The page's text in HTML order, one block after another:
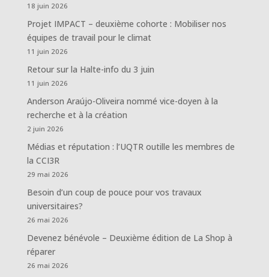
18 juin 2026
Projet IMPACT – deuxième cohorte : Mobiliser nos
équipes de travail pour le climat
11 juin 2026
Retour sur la Halte-info du 3 juin
11 juin 2026
Anderson Araújo-Oliveira nommé vice-doyen à la
recherche et à la création
2 juin 2026
Médias et réputation : l’UQTR outille les membres de
la CCI3R
29 mai 2026
Besoin d’un coup de pouce pour vos travaux
universitaires?
26 mai 2026
Devenez bénévole – Deuxième édition de La Shop à
réparer
26 mai 2026